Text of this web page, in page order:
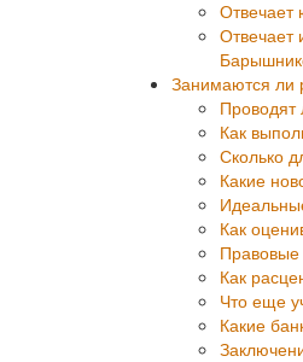
Отвечает
Отвечает
Занимаются ли
Проводят
Как
Сколько
Какие
Как
Правовые
Как
Что еще
Какие